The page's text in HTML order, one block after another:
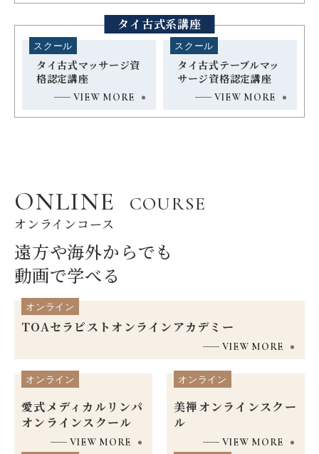
タイ古式系講座
スクール
タイ古式マッサージ資
格認定講座
VIEW MORE
スクール
タイ古式テーブルマッ
サージ資格認定講座
VIEW MORE
ONLINE COURSE
オンラインコース
遠方や海外からでも
動画で学べる
オンライン
TOAセラピストオンラインアカデミー
VIEW MORE
オンライン
愛式メディカルリンパ
オンラインスクール
VIEW MORE
オンライン
美禅オンラインスクー
ル
VIEW MORE